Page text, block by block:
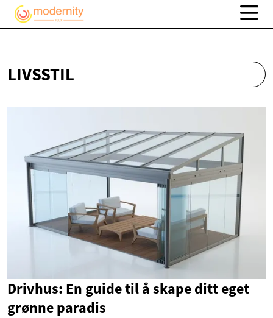
LIVSSTIL
Drivhus: En guide til å skape ditt eget
grønne paradis